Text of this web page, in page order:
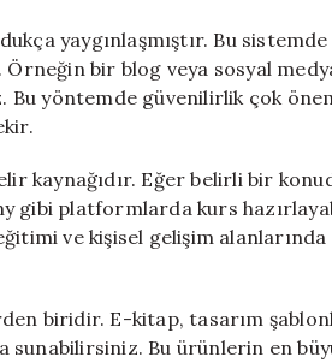
yaygınlaşmıştır. Bu sistemde
bir blog veya sosyal
yöntemde güvenilirlik çok
kaynağıdır. Eğer belirli bir
gibi platformlarda kurs
ve kişisel gelişim
biridir. E-kitap, tasarım
sunabilirsiniz. Bu ürünlerin en